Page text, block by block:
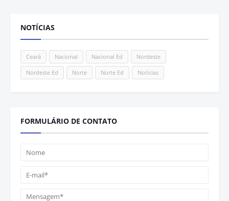
NOTÍCIAS
Ceará Nacional Nacional Ed Nordeste
Nordeste Ed Norte Norte Ed Notícias
FORMULÁRIO DE CONTATO